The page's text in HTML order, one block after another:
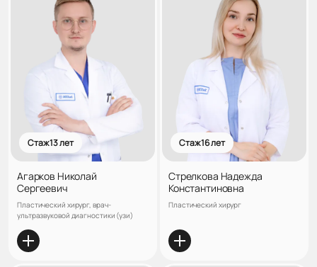
Стаж 13 лет
Агарков Николай
Сергеевич
Пластический хирург, врач-
ультразвуковой диагностики (узи)
Стаж 16 лет
Стрелкова Надежда
Константиновна
Пластический хирург